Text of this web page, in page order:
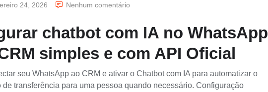
24, 2026 Nenhum comentário
chatbot com IA no WhatsApp
simples e com API Oficial
seu WhatsApp ao CRM e ativar o Chatbot com IA para automatizar o
transferência para uma pessoa quando necessário. Configuração